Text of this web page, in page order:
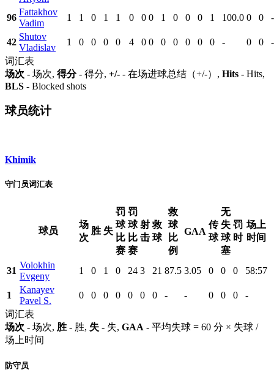
96
Fattakhov
Vadim
1 1 0 1 1 0 0 0 1 0 0 0 1 100.0 0 0 -
42
Shutov
Vladislav
1 0 0 0 0 4 0 0 0 0 0 0 0 - 0 0
-
词汇表
场次 - 场次, 得分- 得分, +/- - 在场进球总结（+/-）, Hits - Hits,
BLS - Blocked shots
球员统计
Khimik
守门员词汇表
球员
场
次
胜 失
罚
球
比
赛
罚
球
比
赛
射
击
救
球
救
球
比
例
GAA
传
球
无
失
球
塞
罚
时
场上
时间
31
Volokhin
Evgeny
1 0 1 0 24 3 21 87.5 3.05 0 0 0 58:57
1
Kanayev
Pavel S.
0 0 0 0 0 0 0 - - 0 0 0
-
词汇表
场次 - 场次, 胜 - 胜, 失 - 失, GAA - 平均失球 = 60 分 × 失球 /
场上时间
防守员